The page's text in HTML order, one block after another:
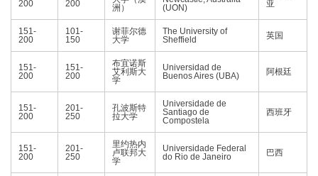
200
200
洲）
(UON)
亚
151-
200
101-
150
谢菲尔德
大学
The University of
Sheffield
英国
151-
200
151-
200
布宜诺斯
艾利斯大
学
Universidad de
Buenos Aires (UBA)
阿根廷
151-
200
201-
250
孔波斯特
拉大学
Universidade de
Santiago de
Compostela
西班牙
151-
200
201-
250
里约热内
卢联邦大
学
Universidade Federal
do Rio de Janeiro
巴西